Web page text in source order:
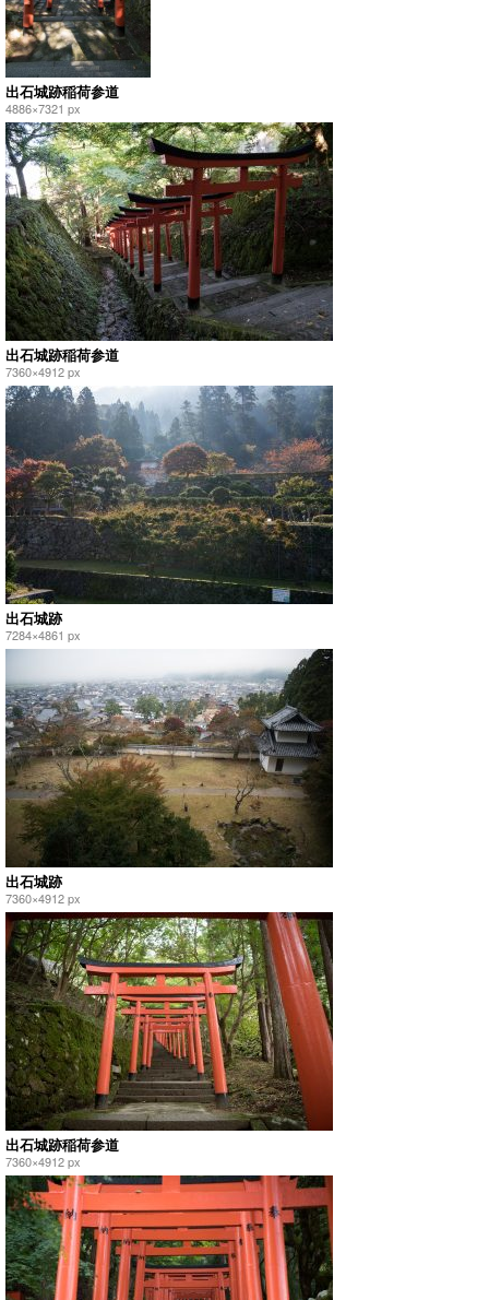
出石城跡稲荷参道
4886×7321 px
出石城跡稲荷参道
7360×4912 px
出石城跡
7284×4861 px
出石城跡
7360×4912 px
出石城跡稲荷参道
7360×4912 px